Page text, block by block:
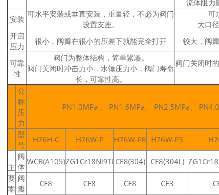
流体阻力
安装
可水平安装或垂直安装，重量轻，不必为阀门
设置支座。
可
大口
开启
压力
很小，阀瓣在很小的压差下就能完全打开 较大，阀
可靠
性
阀门为整体结构，简单紧凑。
阀门关闭时冲击力小，水锤压力小，阀门寿命
长，可靠性高。
阀门关闭时
公
称
压
力
PN1.0MPa 、 PN1.6MPa、 PN2.5MPa、
型
号
H76H-C H76W-P H76W-P8 H76W-P3
主
要
零
阀
体
WCB(A105)ZG1Cr18Ni9Ti CF8(304) CF8(304L)
阀
瓣
CF8 CF8 CF8 CF3